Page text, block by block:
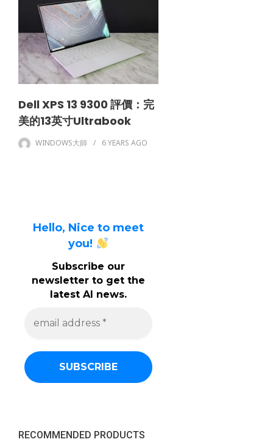
Dell XPS 13 9300 評價：完
美的13英寸Ultrabook
WINDOWS大師 6 YEARS AGO
Hello, Nice to meet
you!
Subscribe our
newsletter to get the
latest AI news.
a
d
s
RECOMMENDED PRODUCTS